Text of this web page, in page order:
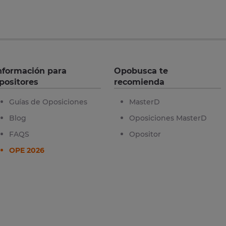
para
Guías de Oposiciones
Blog
FAQS
OPE 2026
Opobusca te
recomienda
MasterD
Oposiciones MasterD
Opositor